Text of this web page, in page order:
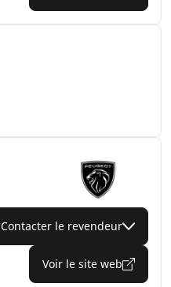
Contacter le revendeur
Voir le site web